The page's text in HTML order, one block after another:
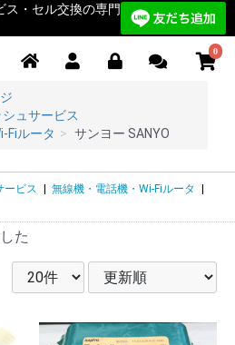
ス・セル交換の専門
0
ュサービス
Fiルータ
サンヨー SANYO
ービス 無線機・電話機・Wi-Fiルータ
た